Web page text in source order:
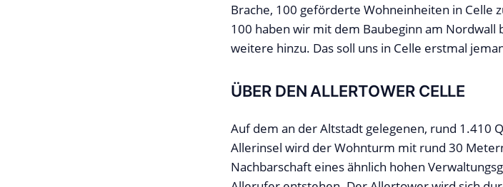
Brache, 100 geförderte Wohneinheiten in Celle
100 haben wir mit dem Baubeginn am
weitere hinzu. Das soll uns in Celle erstmal
ÜBER DEN ALLERTOWER CELLE
Auf dem an der Altstadt gelegenen, rund 1.410
Allerinsel wird der Wohnturm mit rund 30
Nachbarschaft eines ähnlich hohen